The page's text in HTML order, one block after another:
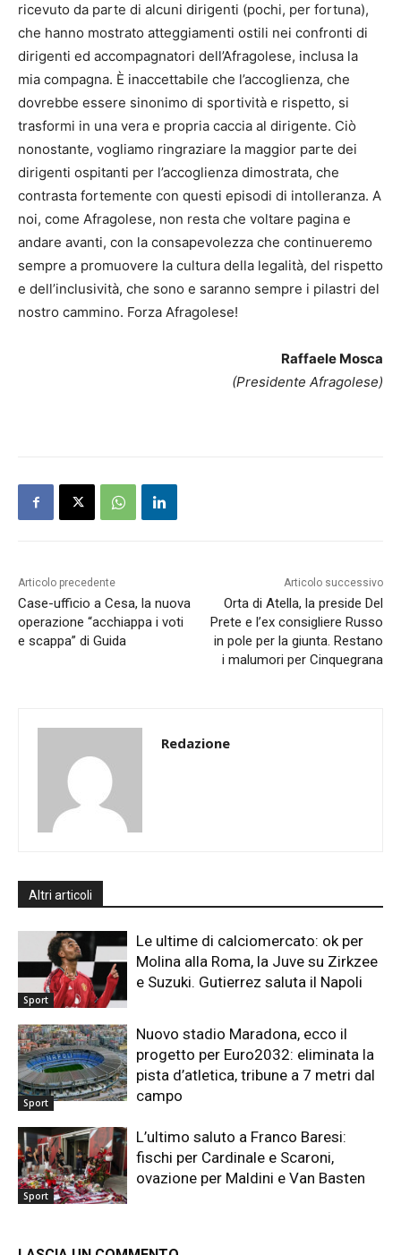
ricevuto da parte di alcuni dirigenti (pochi, per fortuna),
che hanno mostrato atteggiamenti ostili nei confronti di
dirigenti ed accompagnatori dell’Afragolese, inclusa la
mia compagna. È inaccettabile che l’accoglienza, che
dovrebbe essere sinonimo di sportività e rispetto, si
trasformi in una vera e propria caccia al dirigente. Ciò
nonostante, vogliamo ringraziare la maggior parte dei
dirigenti ospitanti per l’accoglienza dimostrata, che
contrasta fortemente con questi episodi di intolleranza. A
noi, come Afragolese, non resta che voltare pagina e
andare avanti, con la consapevolezza che continueremo
sempre a promuovere la cultura della legalità, del rispetto
e dell’inclusività, che sono e saranno sempre i pilastri del
nostro cammino. Forza Afragolese!
Raffaele Mosca
(Presidente Afragolese)
Articolo precedente
Case-ufficio a Cesa, la nuova
operazione “acchiappa i voti
e scappa” di Guida
Articolo successivo
Orta di Atella, la preside Del
Prete e l’ex consigliere Russo
in pole per la giunta. Restano
i malumori per Cinquegrana
Redazione
Altri articoli
Sport
Le ultime di calciomercato: ok per
Molina alla Roma, la Juve su Zirkzee
e Suzuki. Gutierrez saluta il Napoli
Sport
Nuovo stadio Maradona, ecco il
progetto per Euro2032: eliminata la
pista d’atletica, tribune a 7 metri dal
campo
Sport
L’ultimo saluto a Franco Baresi:
fischi per Cardinale e Scaroni,
ovazione per Maldini e Van Basten